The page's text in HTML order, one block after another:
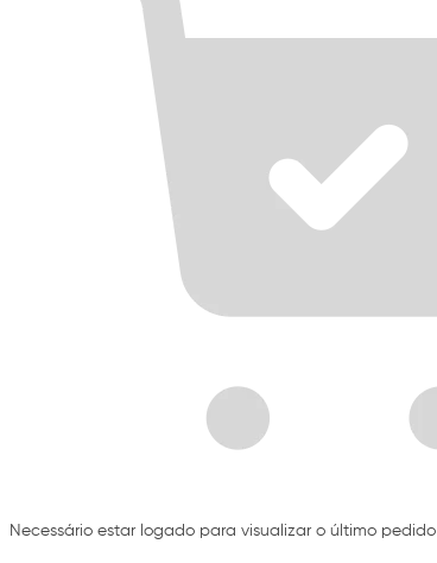
Necessário estar logado para visualizar o último pedido